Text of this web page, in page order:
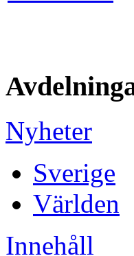
Nyheter
Sverige
Världen
Innehåll